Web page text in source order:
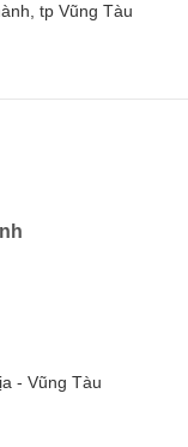
tp Vũng Tàu
- Vũng Tàu